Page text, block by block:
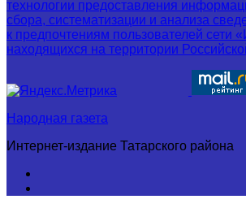
технологии предоставления
сбора, систематизации и анализа
к предпочтениям пользователей сети
находящихся на территории
Народная газета
Интернет-издание Татарского района